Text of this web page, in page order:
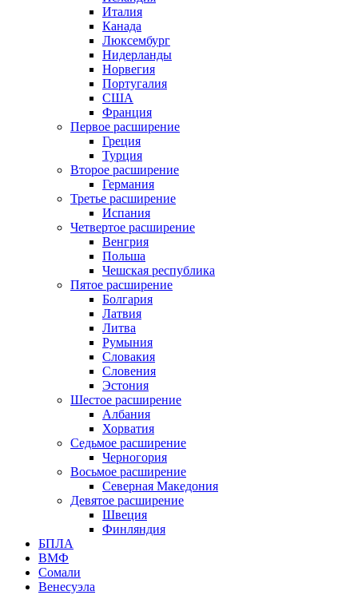
Италия
Канада
Люксембург
Нидерланды
Норвегия
Португалия
США
Франция
Первое расширение
Греция
Турция
Второе расширение
Германия
Третье расширение
Испания
Четвертое расширение
Венгрия
Польша
Чешская республика
Пятое расширение
Болгария
Латвия
Литва
Румыния
Словакия
Словения
Эстония
Шестое расширение
Албания
Хорватия
Седьмое расширение
Черногория
Восьмое расширение
Северная Македония
Девятое расширение
Швеция
Финляндия
БПЛА
ВМФ
Сомали
Венесуэла